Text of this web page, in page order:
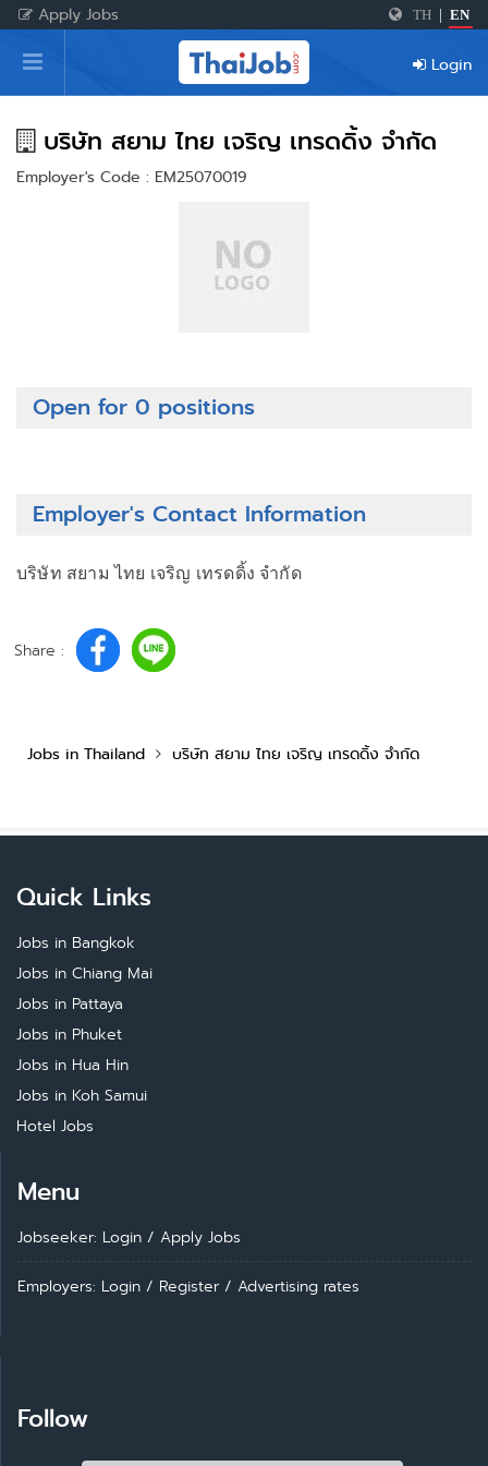
Apply Jobs TH EN
Home
Login
Register
Login
บริษัท สยาม ไทย เจริญ เทรดดิ้ง จำกัด
Employer's Code : EM25070019
Open for 0 positions
Employer's Contact Information
บริษัท สยาม ไทย เจริญ เทรดดิ้ง จำกัด
Share :
Jobs in Thailand บริษัท สยาม ไทย เจริญ เทรดดิ้ง จำกัด
Quick Links
Jobs in Bangkok
Jobs in Chiang Mai
Jobs in Pattaya
Jobs in Phuket
Jobs in Hua Hin
Jobs in Koh Samui
Hotel Jobs
Menu
Jobseeker: Login / Apply Jobs
Employers: Login / Register / Advertising rates
Follow